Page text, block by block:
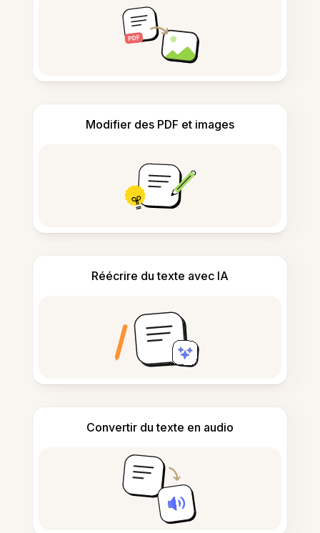
Modifier des PDF et images
Réécrire du texte avec IA
Convertir du texte en audio